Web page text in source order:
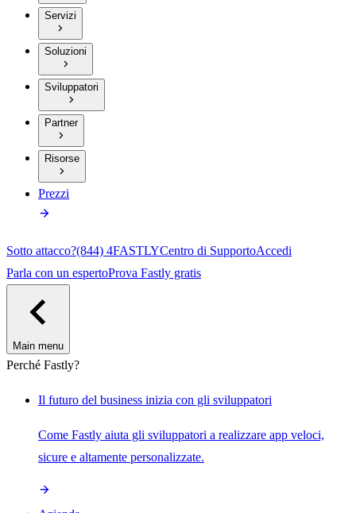
Servizi
Soluzioni
Sviluppatori
Partner
Risorse
Prezzi
Sotto attacco?(844) 4FASTLYCentro di SupportoAccedi
Parla con un espertoProva Fastly gratis
Main menu
Perché Fastly?
Il futuro del business inizia con gli sviluppatori
Come Fastly aiuta gli sviluppatori a realizzare app veloci,
sicure e altamente personalizzate.